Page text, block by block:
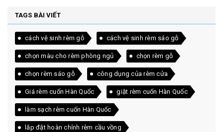
TAGS BÀI VIẾT
cách vệ sinh rèm gỗ cách vệ sinh rèm sáo gỗ
chọn màu cho rèm phòng ngủ chọn rèm gỗ
chọn rèm sáo gỗ công dụng của rèm cửa
Giá rèm cuốn Hàn Quốc giặt rèm cuốn Hàn Quốc
làm sạch rèm cuốn Hàn Quốc
lắp đặt hoàn chỉnh rèm cầu vồng